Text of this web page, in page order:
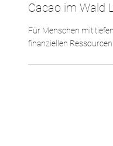
Cacao im Wald
Für Menschen mit
finanziellen Ressourcen